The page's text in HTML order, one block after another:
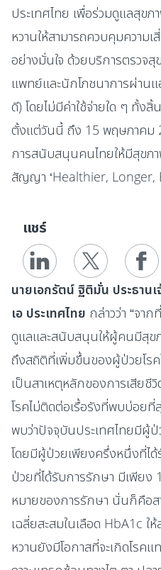
ประเทศไทย เพื่อร่วมดูแลสุขภ
หวานให้สามารถควบคุมความเ
อย่างมั่นใจ ด้วยบริการตรวจ
แพทย์และนักโภชนาการผ่าน
ดี) โดยไม่มีค่าใช้จ่ายใด ๆ ทั้งสิ้
ตั้งแต่วันนี้ ถึง 15 พฤษภาคม
การสนับสนุนคนไทยให้มีสุขภ
สัญญา ‘Healthier, Longer,
แชร์
นายเอกรัตน์ ฐิติมั่น ประธาน
เอ ประเทศไทย กล่าวว่า “จา
ดูแลและสนับสนุนให้ผู้คนมีสุขภ
ถึงสถิติที่เพิ่มขึ้นของผู้ป่วยโร
เป็นสาเหตุหลักของการเสียชี
โรคไม่ติดต่อเรื้อรังที่พบบ่อยที่
พบว่าปัจจุบันประเทศไทยมีผู้ป่
โดยมีผู้ป่วยเพียงครึ่งหนึ่งที่ไ
ป่วยที่ได้รับการรักษา มีเพียง
หมายของการรักษา นั่นก็คือส
เฉลี่ยสะสมในเลือด HbA1c ให้
หวานยังมีโอกาสที่จะเกิดโรค